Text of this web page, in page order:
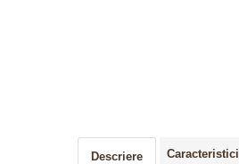
Descriere Caracteristici